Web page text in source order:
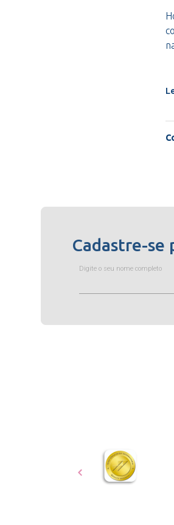
Cadastre-se
Digite o seu nome completo